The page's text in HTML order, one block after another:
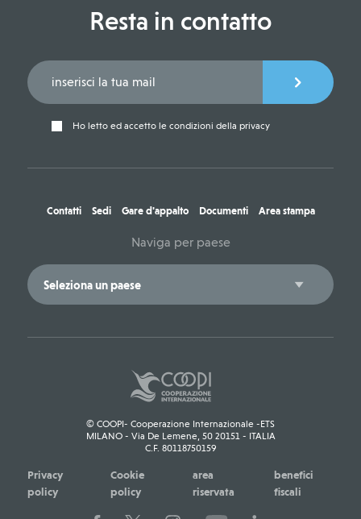
Resta in contatto
Ho letto ed accetto le condizioni della privacy
Contatti Sedi Gare d'appalto Documenti Area stampa
Naviga per paese
© COOPI- Cooperazione Internazionale -ETS
MILANO - Via De Lemene, 50 20151 - ITALIA
C.F. 80118750159
Privacy
policy
Cookie
policy
area
riservata
benefici
fiscali